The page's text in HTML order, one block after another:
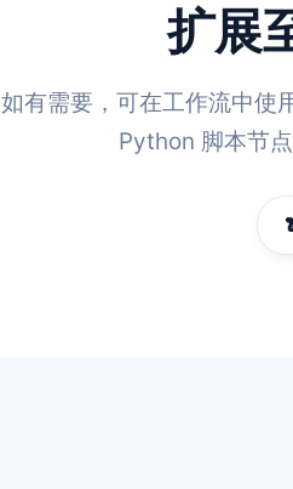
扩展
如有需要，可在工作流中使
Python 脚本节